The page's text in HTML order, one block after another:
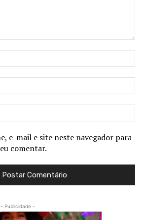
e-mail e site neste navegador para
comentar.
- Publicidade -